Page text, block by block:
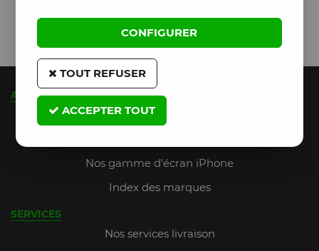
A PROPOS
Qui sommes-nous ?
Nos gamme d'écran iPhone
Index des marques
SERVICES
Nos services livraison
CONFIGURER
TOUT REFUSER
ACCEPTER TOUT